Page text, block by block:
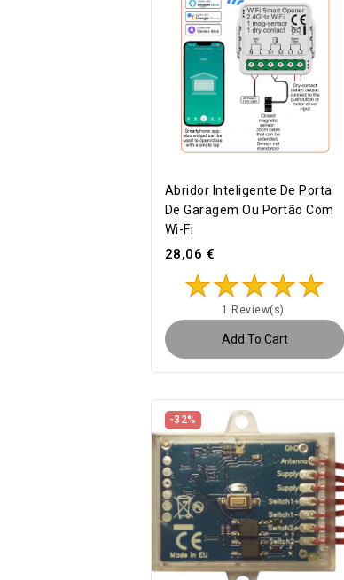
Abridor Inteligente De Porta
De Garagem Ou Portão Com
Wi-Fi
28,06 €
1 Review(s)
Add To Cart
-32%